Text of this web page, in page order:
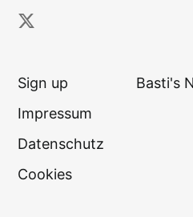
Sign up
Impressum
Datenschutz
Cookies
Basti's